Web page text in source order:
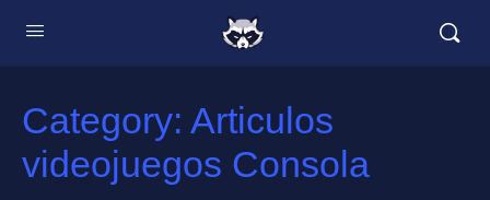
Category: Articulos
videojuegos Consola